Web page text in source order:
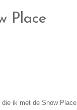
Place
ik met de Snow Place